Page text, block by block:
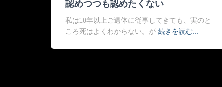
認めつつも認めたくない
私は10年以上ご遺体に従事してきても、実のと
ころ死はよくわからない。が 続きを読む…